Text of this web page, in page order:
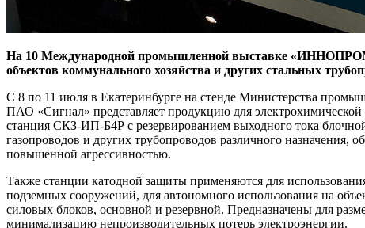
На 10 Международной промышленной выставке «ИННОПРОМ
объектов коммунального хозяйства и других стальных
С 8 по 11 июля в Екатеринбурге на стенде Министерства
ПАО «Сигнал» представляет продукцию для
станция СКЗ-ИП-Б4Р с резервированием выходного тока
газопроводов и других трубопроводов различного назначения,
повышенной агрессивностью.
Также станции катодной защиты применяются для
подземных сооружений, для автономного использования на
силовых блоков, основной и резервной. Предназначены для
минимализацию непроизводительных потерь электроэнергии.